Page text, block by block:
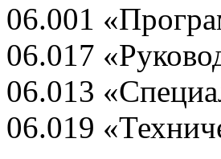
06.001
06.017
06.013
06.019